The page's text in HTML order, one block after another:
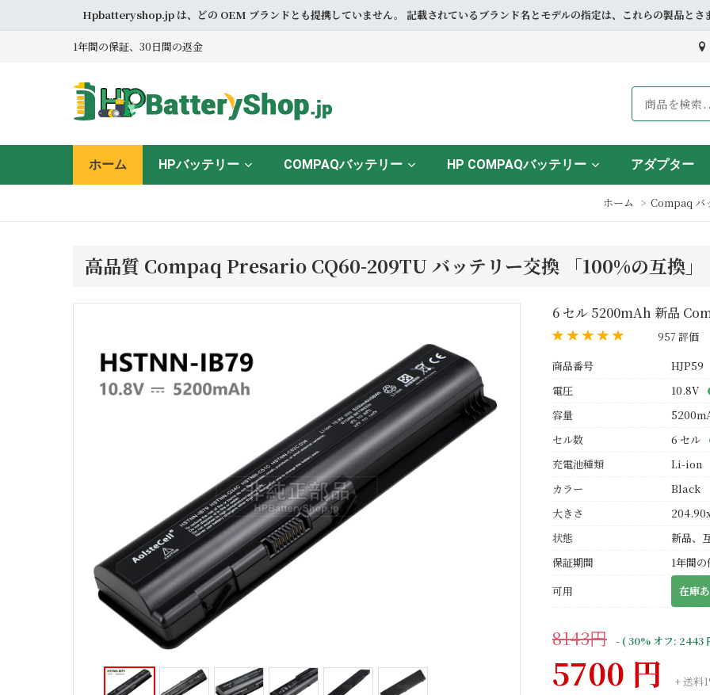
Hpbatteryshop.jp は、どの OEM ブランドとも提携していません。 記載されているブランド名とモデルの指定は、これらの製品とさ
1年間の保証、30日間の返金
ホーム HPバッテリー COMPAQバッテリー HP COMPAQバッテリー アダプター
ホーム Compaq バ
高品質 Compaq Presario CQ60-209TU バッテリー交換 「100%の互換」
6 セル 5200mAh 新品
957 評価
商品番号
HJP59
電圧
10.8V
容量
セル数
6 セル
充電池種類
Li-ion
カラー
Black
大きさ
状態
新品、
保証期間
1年間
可用
在庫
8143円 - ( 30% オフ: 2443
5700 円 + 送料